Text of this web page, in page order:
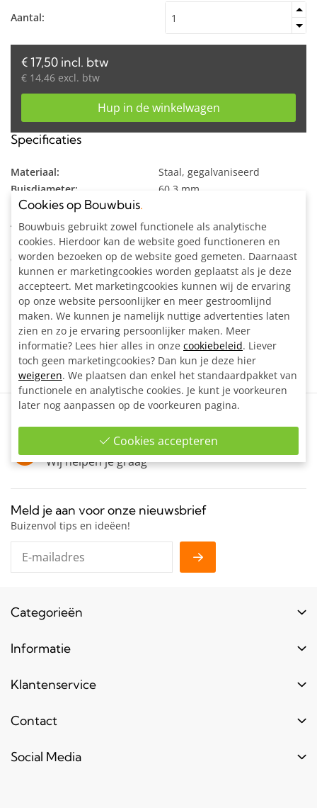
Aantal:
€ 17,50 incl. btw
€ 14,46 excl. btw
Hup in de winkelwagen
Specificaties
Materiaal:
Staal, gegalvaniseerd
Buisdiameter:
60.3 mm
Kleur:
Artikelnummer:
204139F
Omschrijving
Hoekstuk verstelbaar het maken van een variabele
hoekverbinding 90 - 180°.
Bestel 2 stuks om een 1 geheel te vormen.
Contactformulier
Vul ons contactformulier in
info@bouwbuis.nl
Wij helpen je graag
Meld je aan voor onze nieuwsbrief
Buizenvol tips en ideëen!
Categorieën
Buizen
Hout
Toebehoren
Reclameframes
Informatie
Login
Bestel informatie
Blogs & laatste nieuws
Klantenservice
Contact
Retourneren
Contact
info@bouwbuis.nl
Social Media
Cookies op Bouwbuis.
Bouwbuis gebruikt zowel functionele als analytische
cookies. Hierdoor kan de website goed functioneren en
worden bezoeken op de website goed gemeten. Daarnaast
kunnen er marketingcookies worden geplaatst als je deze
accepteert. Met marketingcookies kunnen wij de ervaring
op onze website persoonlijker en meer gestroomlijnd
maken. We kunnen je namelijk nuttige advertenties laten
zien en zo je ervaring persoonlijker maken. Meer
informatie? Lees hier alles in onze cookiebeleid. Liever
toch geen marketingcookies? Dan kun je deze hier
weigeren. We plaatsen dan enkel het standaardpakket van
functionele en analytische cookies. Je kunt je voorkeuren
later nog aanpassen op de voorkeuren pagina.
Cookies accepteren